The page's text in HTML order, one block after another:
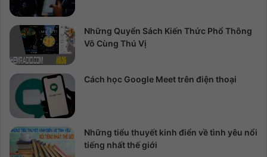
Những Quyển Sách Kiến Thức Phổ Thông
Vô Cùng Thú Vị
Cách học Google Meet trên điện thoại
Những tiểu thuyết kinh điển về tình yêu nổi
tiếng nhất thế giới